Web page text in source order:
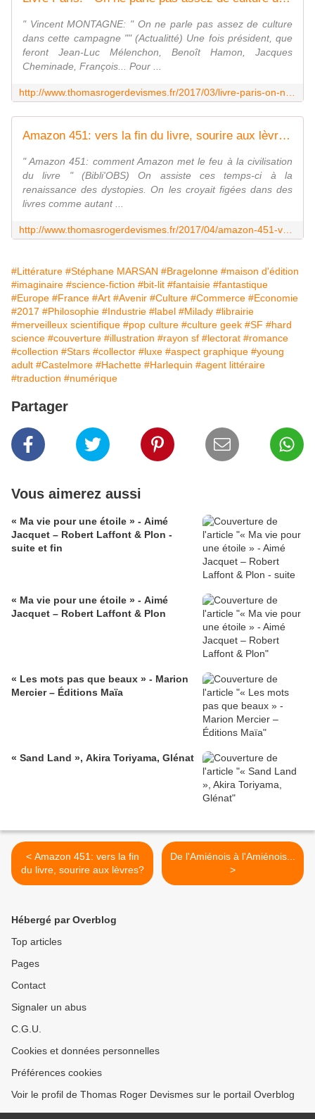
" Vincent MONTAGNE: " On ne parle pas assez de culture
dans cette campagne "" (Actualitté) Une fois président, que
feront Jean-Luc Mélenchon, Benoît Hamon, Jacques
Cheminade, François... Pour ...
Amazon 451: vers la fin du livre, sourire aux lèvres? - Les écrits d'un poète français
" Amazon 451: comment Amazon met le feu à la civilisation
du livre " (Bibli'OBS) On assiste ces temps-ci à la
renaissance des dystopies. On les croyait figées dans des
livres comme autant ...
#Littérature #Stéphane MARSAN #Bragelonne #maison d'édition
#imaginaire #science-fiction #bit-lit #fantaisie #fantastique
#Europe #France #Art #Avenir #Culture #Commerce #Economie
#2017 #Philosophie #Industrie #label #Milady #librairie
#merveilleux scientifique #pop culture #culture geek #SF #hard
science #couverture #illustration #rayon sf #lectorat #romance
#collection #Stars #collector #luxe #aspect graphique #young
adult #Castelmore #Hachette #Harlequin #agent littéraire
#traduction #numérique
Partager
Vous aimerez aussi
« Ma vie pour une étoile » - Aimé
Jacquet – Robert Laffont & Plon -
suite et fin
« Ma vie pour une étoile » - Aimé
Jacquet – Robert Laffont & Plon
« Les mots pas que beaux » - Marion
Mercier – Éditions Maïa
« Sand Land », Akira Toriyama, Glénat
< Amazon 451: vers la fin
du livre, sourire aux lèvres?
De l'Amiénois à l'Amiénois...
>
Hébergé par Overblog
Top articles
Pages
Contact
Signaler un abus
C.G.U.
Cookies et données personnelles
Préférences cookies
Voir le profil de Thomas Roger Devismes sur le portail Overblog